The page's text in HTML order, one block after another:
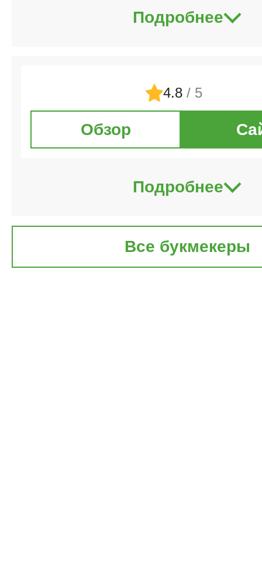
Подробнее
4.8 / 5
Обзор
Подробнее
Все букмекеры